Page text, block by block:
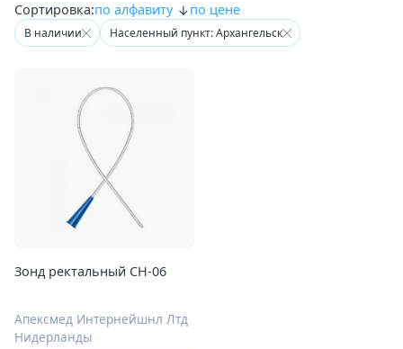
Сортировка:по алфавиту по цене
В наличии Населенный пункт: Архангельск
Зонд ректальный CH-06
Апексмед Интернейшнл Лтд
Нидерланды